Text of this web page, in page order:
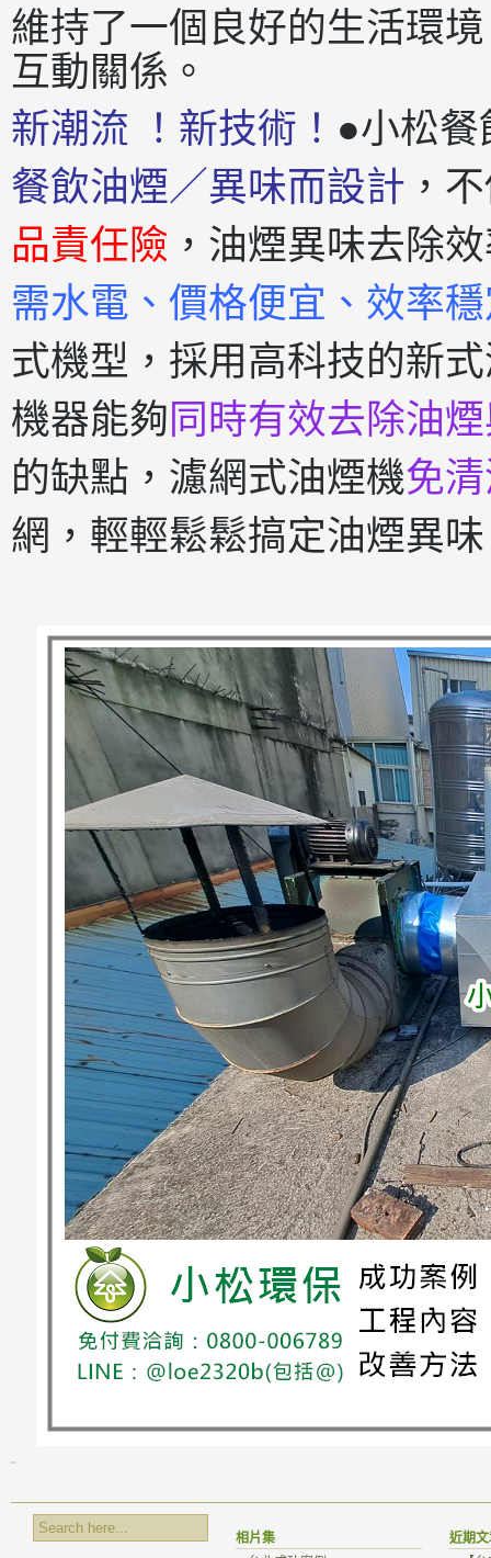
維持了一個良好的生活環
互動關係。
新潮流 ！新技術！ ●小松餐
餐飲油煙／異味而設計 ，
品責任險 ，油煙異味去除
需水電、價格便宜、效率
式機型，採用高科技的新
機器能夠同時有效去除油
的缺點，濾網式油煙機免
網，輕輕鬆鬆搞定油煙異
相片集
近期